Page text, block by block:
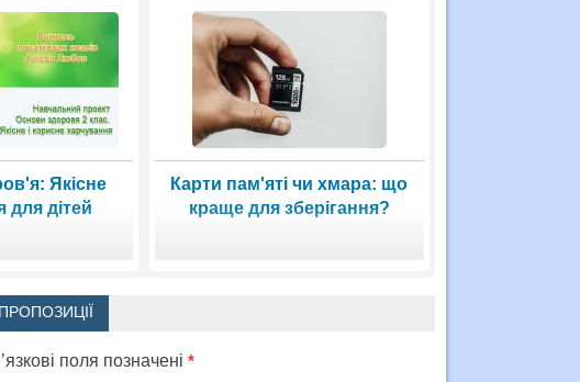
Якісне
для дітей
Карти пам'яті чи хмара: що
краще для зберігання?
поля позначені *